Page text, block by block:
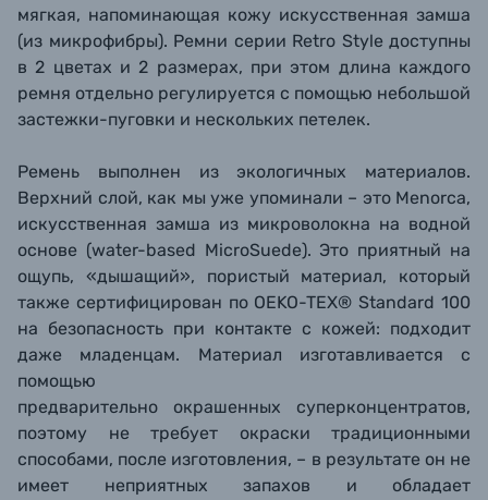
мягкая, напоминающая кожу искусственная замша
(из микрофибры). Ремни серии Retro Style доступны
в 2 цветах и 2 размерах, при этом длина каждого
ремня отдельно регулируется с помощью небольшой
застежки-пуговки и нескольких петелек.
Ремень выполнен из экологичных материалов.
Верхний слой, как мы уже упоминали – это Menorca,
искусственная замша из микроволокна на водной
основе (water-based MicroSuede). Это приятный на
ощупь, «дышащий», пористый материал, который
также сертифицирован по OEKO-TEX® Standard 100
на безопасность при контакте с кожей: подходит
даже младенцам. Материал изготавливается с
помощью
предварительно окрашенных суперконцентратов,
поэтому не требует окраски традиционными
способами, после изготовления, – в результате он не
имеет неприятных запахов и обладает